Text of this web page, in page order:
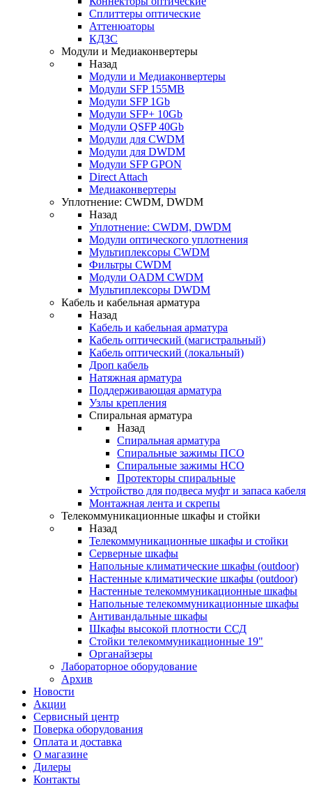
Сплиттеры оптические
Аттенюаторы
КДЗС
Модули и Медиаконвертеры
Назад
Модули и Медиаконвертеры
Модули SFP 155MB
Модули SFP 1Gb
Модули SFP+ 10Gb
Модули QSFP 40Gb
Модули для CWDM
Модули для DWDM
Модули SFP GPON
Direct Attach
Медиаконвертеры
Уплотнение: CWDM, DWDM
Назад
Уплотнение: CWDM, DWDM
Модули оптического уплотнения
Мультиплексоры CWDM
Фильтры CWDM
Модули OADM CWDM
Мультиплексоры DWDM
Кабель и кабельная арматура
Назад
Кабель и кабельная арматура
Кабель оптический (магистральный)
Кабель оптический (локальный)
Дроп кабель
Натяжная арматура
Поддерживающая арматура
Узлы крепления
Спиральная арматура
Назад
Спиральная арматура
Спиральные зажимы ПСО
Спиральные зажимы НСО
Протекторы спиральные
Устройство для подвеса муфт и запаса кабеля
Монтажная лента и скрепы
Телекоммуникационные шкафы и стойки
Назад
Телекоммуникационные шкафы и стойки
Серверные шкафы
Напольные климатические шкафы (outdoor)
Настенные климатические шкафы (outdoor)
Настенные телекоммуникационные шкафы
Напольные телекоммуникационные шкафы
Антивандальные шкафы
Шкафы высокой плотности ССД
Стойки телекоммуникационные 19"
Органайзеры
Лабораторное оборудование
Архив
Новости
Акции
Сервисный центр
Поверка оборудования
Оплата и доставка
О магазине
Дилеры
Контакты